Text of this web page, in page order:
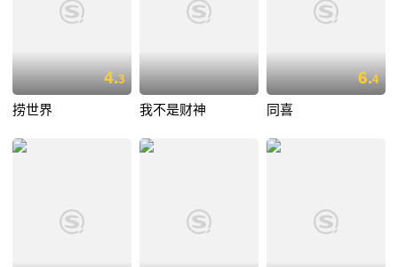
4.3
捞世界 我不是财神
6.4
同喜